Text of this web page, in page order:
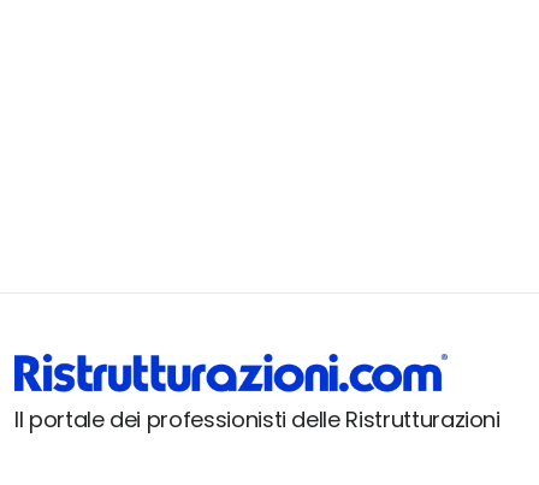
Il portale dei professionisti delle Ristrutturazioni